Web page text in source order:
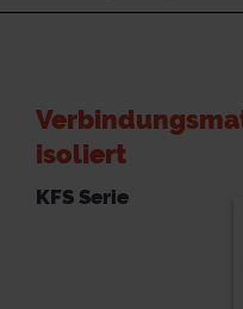
isoliert
KFS Serie